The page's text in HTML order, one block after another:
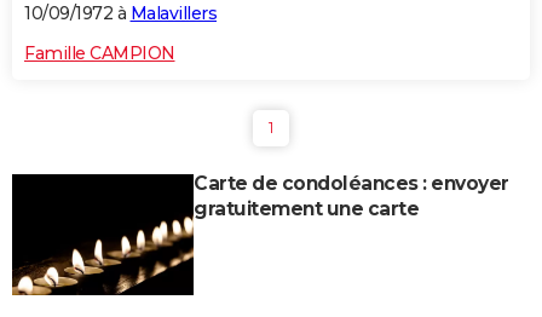
10/09/1972 à Malavillers
Famille CAMPION
1
Carte de condoléances : envoyer
gratuitement une carte